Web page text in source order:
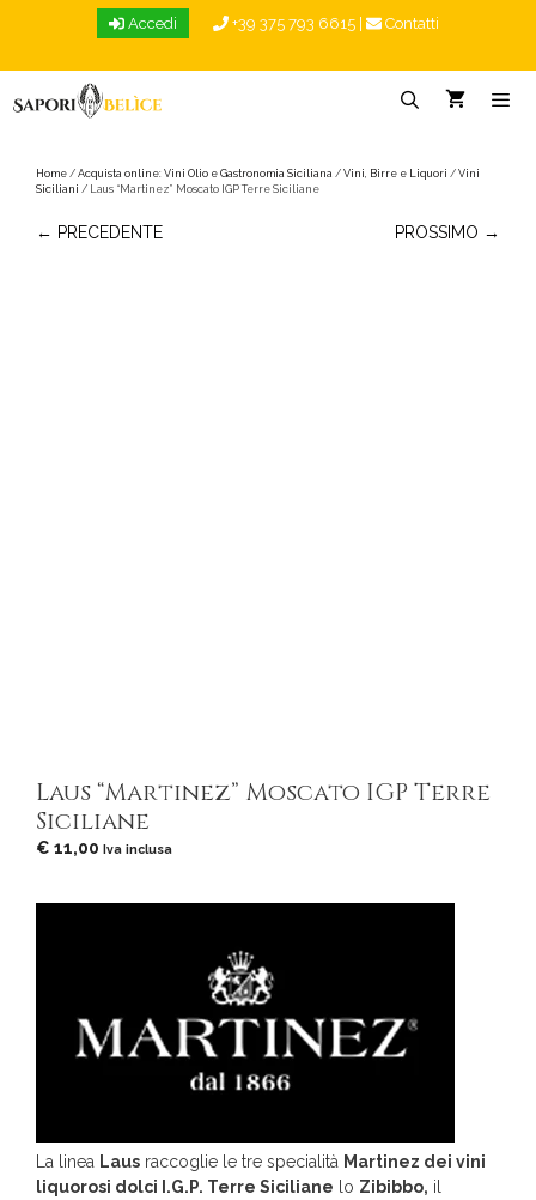
Accedi +39 375 793 6615 Contatti
Home / Acquista online: Vini Olio e Gastronomia Siciliana / Vini, Birre e Liquori / Vini
Siciliani / Laus “Martinez” Moscato IGP Terre Siciliane
← PRECEDENTE PROSSIMO →
Laus “Martinez” Moscato IGP Terre
Siciliane
€ 11,00 Iva inclusa
La linea Laus raccoglie le tre specialità Martinez dei vini
liquorosi dolci I.G.P. Terre Siciliane lo Zibibbo, il